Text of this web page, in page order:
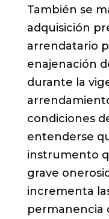
También se
adquisición
arrendatario
enajenación
durante la
condiciones
entenderse
instrumento
grave
incrementa
permanencia